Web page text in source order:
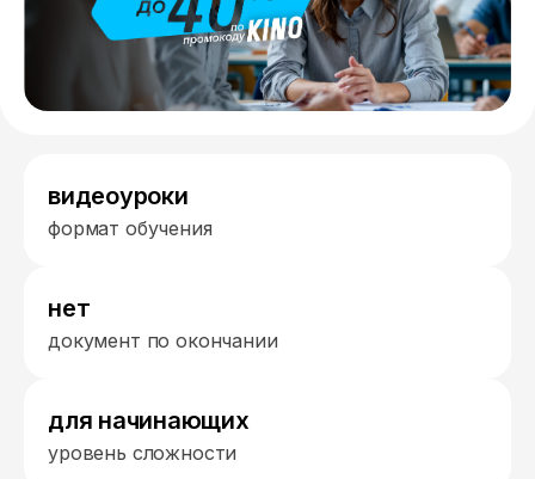
видеоуроки
формат обучения
нет
документ по окончании
для начинающих
уровень сложности